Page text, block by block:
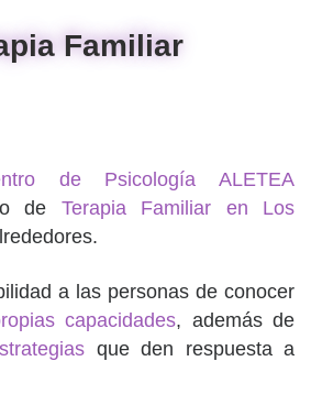
Familiar
de Psicología ALETEA
de Terapia Familiar en Los
a las personas de conocer
capacidades, además de
que den respuesta a